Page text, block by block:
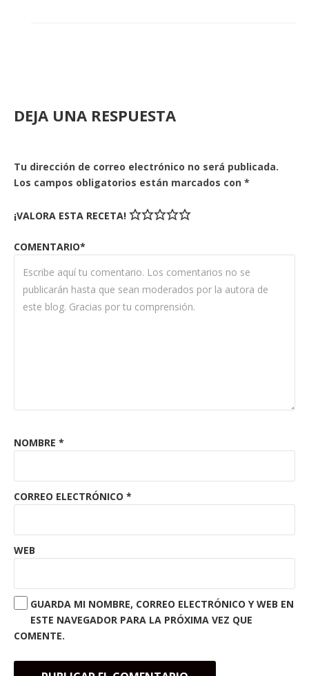
DEJA UNA RESPUESTA
Tu dirección de correo electrónico no será publicada.
Los campos obligatorios están marcados con *
¡VALORA ESTA RECETA!
COMENTARIO*
NOMBRE *
CORREO ELECTRÓNICO *
WEB
GUARDA MI NOMBRE, CORREO ELECTRÓNICO Y WEB EN
ESTE NAVEGADOR PARA LA PRÓXIMA VEZ QUE
COMENTE.